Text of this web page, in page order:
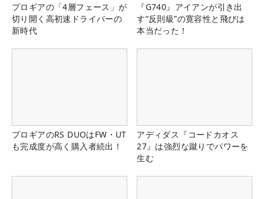
プロギアの「4層フェース」が
切り開く高初速ドライバーの
新時代
『G740』アイアンが引き出
す“反則級”の寛容性と飛びは
本当だった！
プロギアのRS DUOはFW・UT
も完成度が高く購入者続出！
アディダス『コードカオス
27』は強烈な蹴りでパワーを
生む